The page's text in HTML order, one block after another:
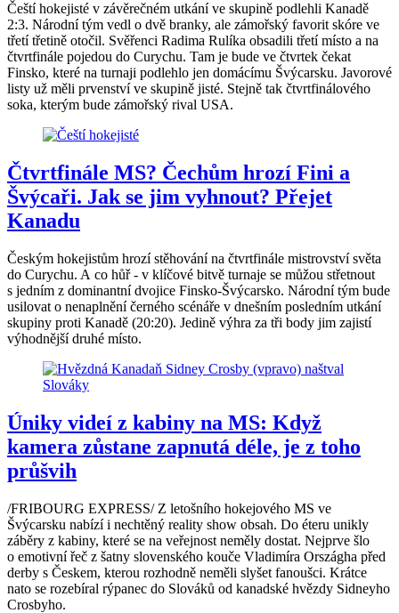
Čeští hokejisté v závěrečném utkání ve skupině podlehli Kanadě
2:3. Národní tým vedl o dvě branky, ale zámořský favorit skóre ve
třetí třetině otočil. Svěřenci Radima Rulíka obsadili třetí místo a na
čtvrtfinále pojedou do Curychu. Tam je bude ve čtvrtek čekat
Finsko, které na turnaji podlehlo jen domácímu Švýcarsku. Javorové
listy už měli prvenství ve skupině jisté. Stejně tak čtvrtfinálového
soka, kterým bude zámořský rival USA.
Čtvrtfinále MS? Čechům hrozí Fini a
Švýcaři. Jak se jim vyhnout? Přejet
Kanadu
Českým hokejistům hrozí stěhování na čtvrtfinále mistrovství světa
do Curychu. A co hůř - v klíčové bitvě turnaje se můžou střetnout
s jedním z dominantní dvojice Finsko-Švýcarsko. Národní tým bude
usilovat o nenaplnění černého scénáře v dnešním posledním utkání
skupiny proti Kanadě (20:20). Jedině výhra za tři body jim zajistí
výhodnější druhé místo.
Úniky videí z kabiny na MS: Když
kamera zůstane zapnutá déle, je z toho
průšvih
/FRIBOURG EXPRESS/ Z letošního hokejového MS ve
Švýcarsku nabízí i nechtěný reality show obsah. Do éteru unikly
záběry z kabiny, které se na veřejnost neměly dostat. Nejprve šlo
o emotivní řeč z šatny slovenského kouče Vladimíra Országha před
derby s Českem, kterou rozhodně neměli slyšet fanoušci. Krátce
nato se rozebíral rýpanec do Slováků od kanadské hvězdy Sidneyho
Crosbyho.